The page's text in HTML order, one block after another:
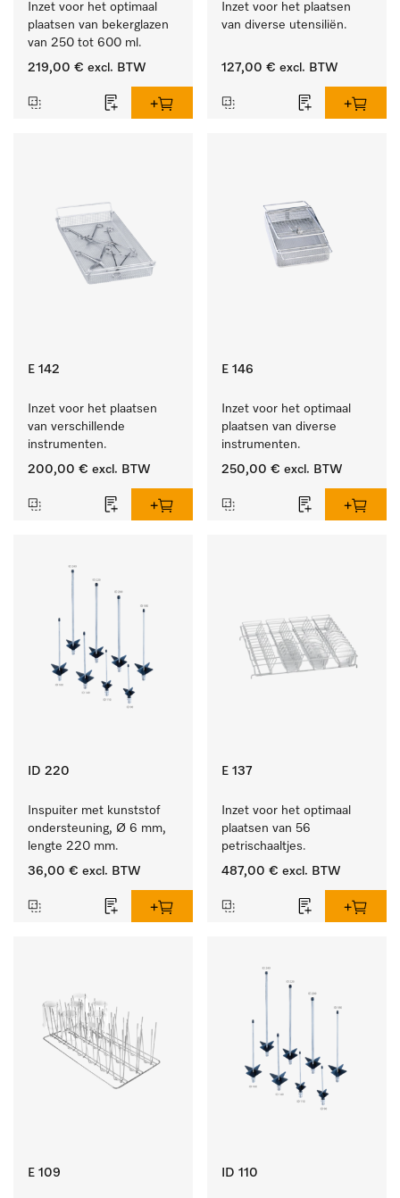
Inzet voor het optimaal
plaatsen van bekerglazen
van 250 tot 600 ml.
219,00 € excl. BTW
Inzet voor het plaatsen
van diverse utensiliën.
127,00 € excl. BTW
E 142
Inzet voor het plaatsen
van verschillende
instrumenten.
200,00 € excl. BTW
E 146
Inzet voor het optimaal
plaatsen van diverse
instrumenten.
250,00 € excl. BTW
ID 220
Inspuiter met kunststof
ondersteuning, Ø 6 mm,
lengte 220 mm.
36,00 € excl. BTW
E 137
Inzet voor het optimaal
plaatsen van 56
petrischaaltjes.
487,00 € excl. BTW
E 109 ID 110